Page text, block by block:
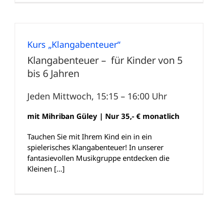
Kurs „Klangabenteuer“
Klangabenteuer – für Kinder von 5
bis 6 Jahren
Jeden Mittwoch, 15:15 – 16:00 Uhr
mit Mihriban Güley | Nur 35,- € monatlich
Tauchen Sie mit Ihrem Kind ein in ein
spielerisches Klangabenteuer! In unserer
fantasievollen Musikgruppe entdecken die
Kleinen […]